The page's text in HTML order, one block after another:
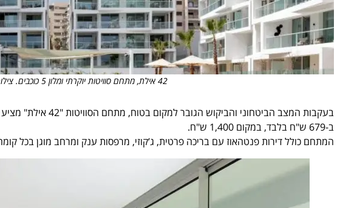
42 אילת, מתחם סוויטות יוקרתי ומלון 5 כוכבים. צילום: תומס בלגולה
בעקבות המצב
ב-679 ש"ח בלבד, במקום 1,400 ש"ח.
המתחם כולל דירות פנטהאוז עם בריכה פרטית, ג’קוזי, מרפסות ענק ומרחב מוגן בכל